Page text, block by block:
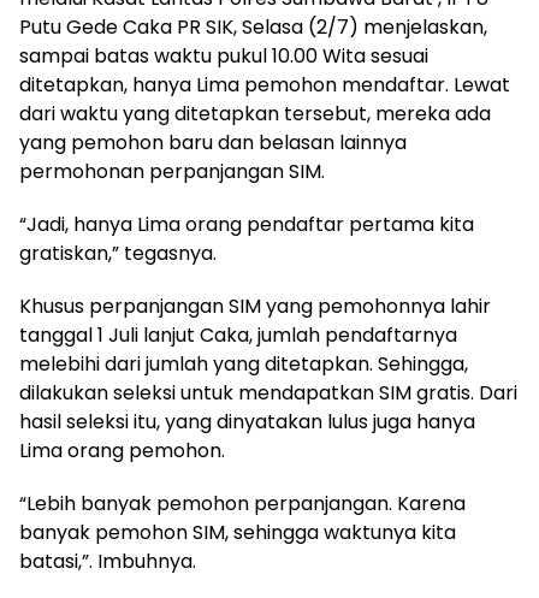
Putu Gede Caka PR SIK, Selasa (2/7) menjelaskan,
sampai batas waktu pukul 10.00 Wita sesuai
ditetapkan, hanya Lima pemohon mendaftar. Lewat
dari waktu yang ditetapkan tersebut, mereka ada
yang pemohon baru dan belasan lainnya
permohonan perpanjangan SIM.
“Jadi, hanya Lima orang pendaftar pertama kita
gratiskan,” tegasnya.
Khusus perpanjangan SIM yang pemohonnya lahir
tanggal 1 Juli lanjut Caka, jumlah pendaftarnya
melebihi dari jumlah yang ditetapkan. Sehingga,
dilakukan seleksi untuk mendapatkan SIM gratis. Dari
hasil seleksi itu, yang dinyatakan lulus juga hanya
Lima orang pemohon.
“Lebih banyak pemohon perpanjangan. Karena
banyak pemohon SIM, sehingga waktunya kita
batasi,”. Imbuhnya.